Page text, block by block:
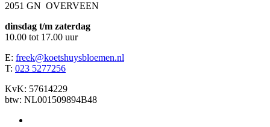
2051 GN OVERVEEN
dinsdag t/m zaterdag
10.00 tot 17.00 uur
E: freek@koetshuysbloemen.nl
T: 023 5277256
KvK: 57614229
btw: NL001509894B48